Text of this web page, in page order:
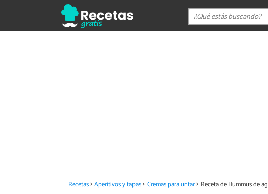
Recetas Aperitivos y tapas Cremas para untar Receta de Hummus de